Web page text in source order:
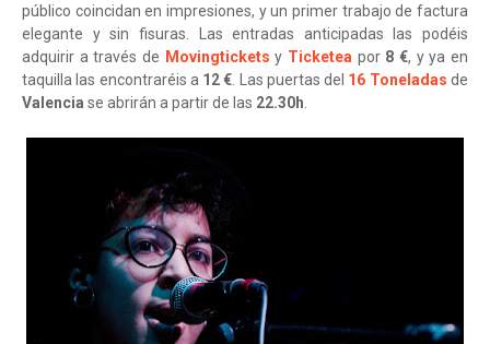
público coincidan en impresiones, y un primer trabajo de factura
elegante y sin fisuras. Las entradas anticipadas las podéis
adquirir a través de Movingtickets y Ticketea por 8 €, y ya en
taquilla las encontraréis a 12 €. Las puertas del 16 Toneladas de
Valencia se abrirán a partir de las 22.30h.